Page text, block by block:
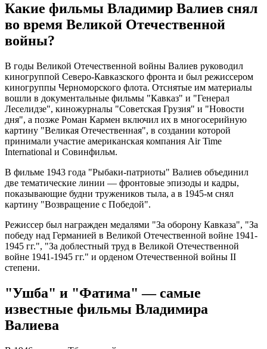
Какие фильмы Владимир Валиев снял
во время Великой Отечественной
войны?
В годы Великой Отечественной войны Валиев руководил
киногруппой Северо-Кавказского фронта и был режиссером
киногруппы Черноморского флота. Отснятые им материалы
вошли в документальные фильмы "Кавказ" и "Генерал
Леселидзе", киножурналы "Советская Грузия" и "Новости
дня", а позже Роман Кармен включил их в многосерийную
картину "Великая Отечественная", в создании которой
принимали участие американская компания Air Time
International и Совинфильм.
В фильме 1943 года "Рыбаки-патриоты" Валиев объединил
две тематические линии — фронтовые эпизоды и кадры,
показывающие будни тружеников тыла, а в 1945-м снял
картину "Возвращение с Победой".
Режиссер был награжден медалями "За оборону Кавказа", "За
победу над Германией в Великой Отечественной войне 1941-
1945 гг.", "За доблестный труд в Великой Отечественной
войне 1941-1945 гг." и орденом Отечественной войны II
степени.
"Ушба" и "Фатима" — самые
известные фильмы Владимира
Валиева